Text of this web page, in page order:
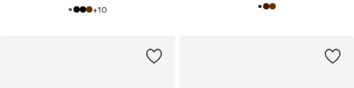
+10